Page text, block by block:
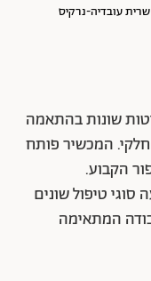
עובדיה-נרקיס
שונות בהתאמה
המכשיר פותח
הקבוע.
טיפול שונים
המתאימה